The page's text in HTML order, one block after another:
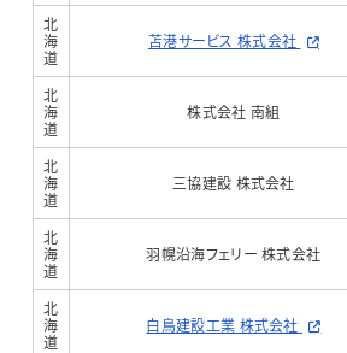
北
海
道
苫港サービス 株式会社
北
海
道
株式会社 南組
北
海
道
三協建設 株式会社
北
海
道
羽幌沿海フェリー 株式会社
北
海
道
白鳥建設工業 株式会社